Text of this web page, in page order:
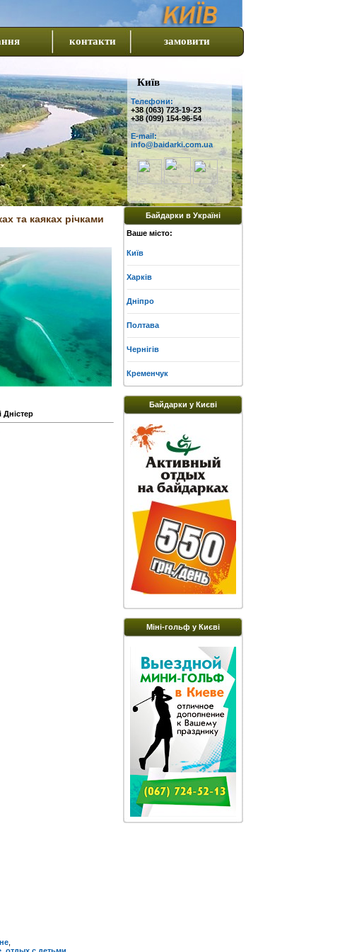
контакти замовити
Київ
Телефони:
+38 (063) 723-19-23
+38 (099) 154-96-54
E-mail:
info@baidarki.com.ua
та каяках річками
Дністер
Байдарки в Україні
Ваше місто:
Київ
Харків
Дніпро
Полтава
Чернігів
Кременчук
Байдарки у Києві
Міні-гольф у Києві
,